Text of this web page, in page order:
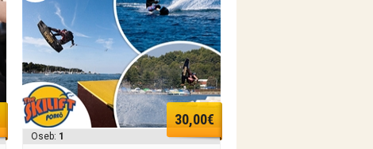
30,00€
Oseb: 1